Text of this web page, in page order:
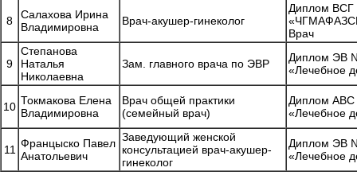
8
Салахова Ирина
Владимировна
Врач-акушер-гинеколог
Диплом
Врач
9
Степанова
Наталья
Николаевна
Зам. главного врача по ЭВР
Диплом ЭВ
«Лечебное
10 Токмакова Елена
Владимировна
Врач общей практики
(семейный врач)
Диплом
«Лечебное
11 Францыско Павел
Анатольевич
Заведующий женской
консультацией врач-акушер-
гинеколог
Диплом ЭВ
«Лечебное